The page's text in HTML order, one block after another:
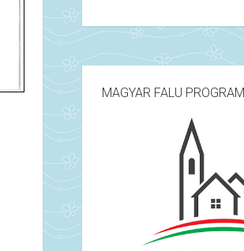
MAGYAR FALU PROGRAM